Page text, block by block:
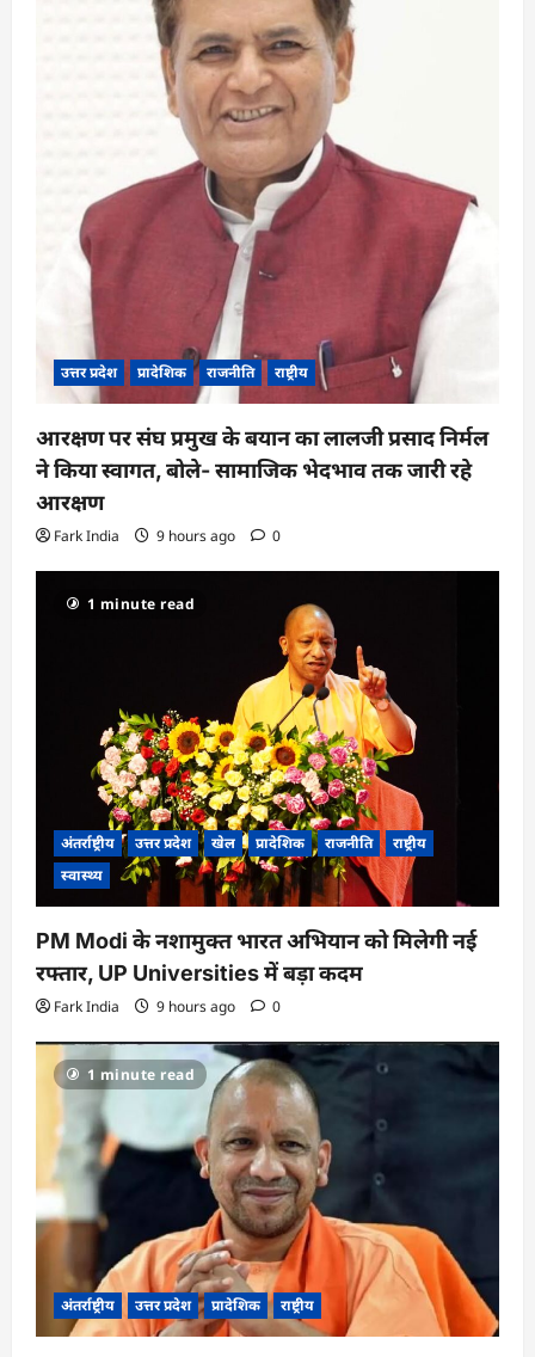
उत्तर प्रदेश प्रादेशिक राजनीति राष्ट्रीय
आरक्षण पर संघ प्रमुख के बयान का लालजी प्रसाद निर्मल
ने किया स्वागत, बोले- सामाजिक भेदभाव तक जारी रहे
आरक्षण
Fark India 9 hours ago 0
1 minute read
अंतर्राष्ट्रीय उत्तर प्रदेश खेल प्रादेशिक राजनीति
राष्ट्रीय
स्वास्थ्य
PM Modi के नशामुक्त भारत अभियान को मिलेगी नई
रफ्तार, UP Universities में बड़ा कदम
Fark India 9 hours ago 0
1 minute read
अंतर्राष्ट्रीय उत्तर प्रदेश प्रादेशिक राष्ट्रीय